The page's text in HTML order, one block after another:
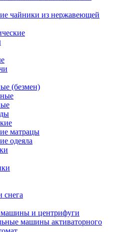
чайники из нержавеющей
(безмен)
матрацы
одеяла
снега
и центрифуги
машины активаторного